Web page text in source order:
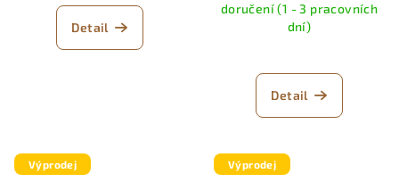
Detail
doručení (1 - 3 pracovních
dní)
Detail
Výprodej Výprodej